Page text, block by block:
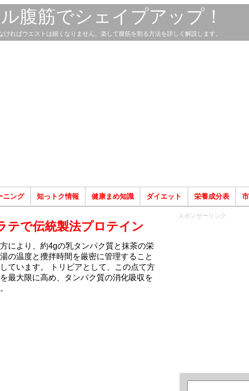
腹筋でシェイプアップ！
ればウエストは細くなりません。楽して腹筋を割る方法を詳しく解説します。
ニング 知っトク情報 健康まめ知識 ダイエット 栄養成分表
テで伝統製法プロテイン
により、約4gの乳タンパク質と抹茶の栄
の温度と攪拌時間を厳密に管理すること
ています。 トリビアとして、この点て方
最大限に高め、タンパク質の消化吸収を
スポンサーリンク